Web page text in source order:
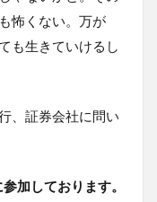
怖くない。万が
も生きていけるし
、証券会社に問い
加しております。